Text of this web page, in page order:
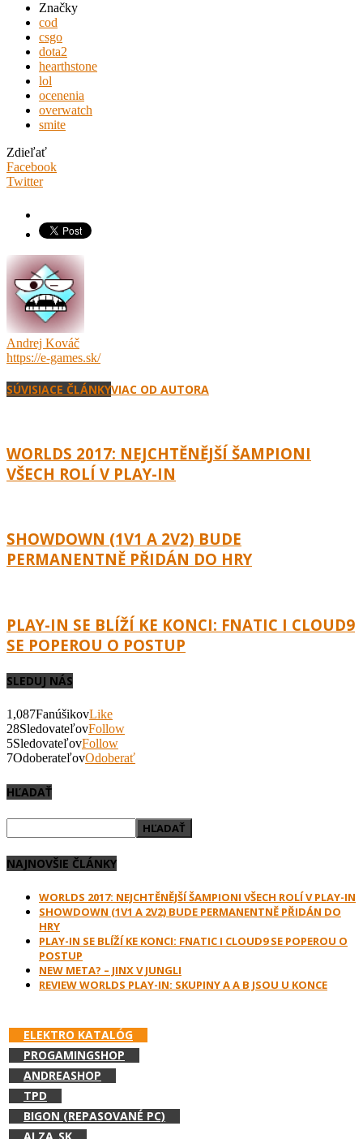
Značky
cod
csgo
dota2
hearthstone
lol
ocenenia
overwatch
smite
Zdieľať
Facebook
Twitter
Andrej Kováč
https://e-games.sk/
SÚVISIACE ČLÁNKYVIAC OD AUTORA
WORLDS 2017: NEJCHTĚNĚJŠÍ ŠAMPIONI
VŠECH ROLÍ V PLAY-IN
SHOWDOWN (1V1 A 2V2) BUDE
PERMANENTNĚ PŘIDÁN DO HRY
PLAY-IN SE BLÍŽÍ KE KONCI: FNATIC I CLOUD9
SE POPEROU O POSTUP
SLEDUJ NÁS
1,087FanúšikovLike
28SledovateľovFollow
5SledovateľovFollow
7OdoberateľovOdoberať
HĽADAŤ
NAJNOVŠIE ČLÁNKY
WORLDS 2017: NEJCHTĚNĚJŠÍ ŠAMPIONI VŠECH ROLÍ V PLAY-IN
SHOWDOWN (1V1 A 2V2) BUDE PERMANENTNĚ PŘIDÁN DO
HRY
PLAY-IN SE BLÍŽÍ KE KONCI: FNATIC I CLOUD9 SE POPEROU O
POSTUP
NEW META? – JINX V JUNGLI
REVIEW WORLDS PLAY-IN: SKUPINY A A B JSOU U KONCE
ELEKTRO KATALÓG
PROGAMINGSHOP
ANDREASHOP
TPD
BIGON (REPASOVANÉ PC)